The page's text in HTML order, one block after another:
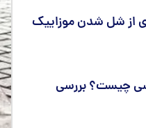
از شل شدن موزاییک
چیست؟ بررسی